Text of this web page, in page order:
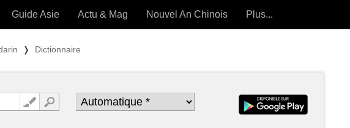
OUTILS) »
Guide Asie Actu & Mag Nouvel An Chinois Plus...
❭ Dictionnaire